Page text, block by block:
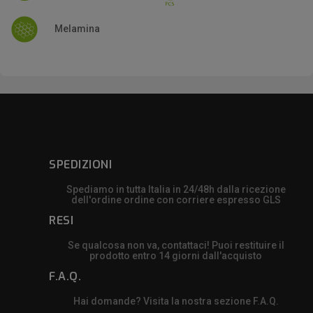
Melamina
SPEDIZIONI
Spediamo in tutta Italia in 24/48h dalla ricezione
dell'ordine ordine con corriere espresso GLS
RESI
Se qualcosa non va, contattaci! Puoi restituire il
prodotto entro 14 giorni dall'acquisto
F.A.Q.
Hai domande? Visita la nostra sezione F.A.Q.